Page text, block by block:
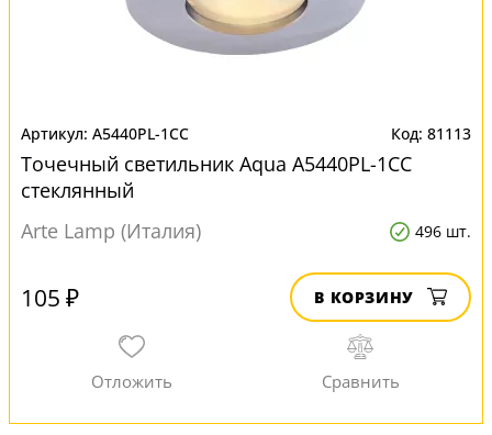
A5440PL-1CC 81113
Точечный светильник Aqua A5440PL-1CC
стеклянный
Arte Lamp (Италия)
496 шт.
105 ₽ В КОРЗИНУ